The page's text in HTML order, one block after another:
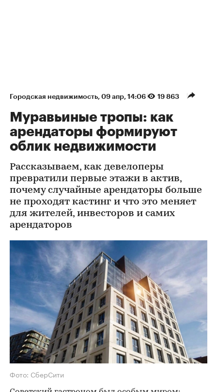
Городская недвижимость 09 апр, 14:06 19 863
Муравьиные тропы: как
арендаторы формируют
облик недвижимости
Рассказываем, как девелоперы
превратили первые этажи в актив,
почему случайные арендаторы больше
не проходят кастинг и что это меняет
для жителей, инвесторов и самих
арендаторов
Фото: СберСити